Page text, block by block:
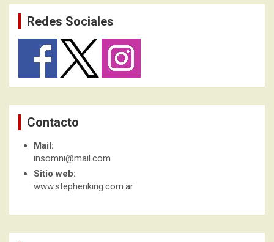
Redes Sociales
Contacto
Mail:
insomni@mail.com
Sitio web:
www.stephenking.com.ar